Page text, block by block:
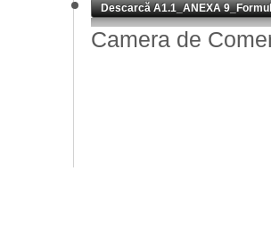
Descarcă A1.1_ANEXA
Camera de